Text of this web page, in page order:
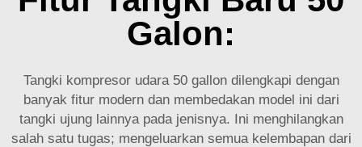
Galon:
Tangki kompresor udara 50 gallon dilengkapi dengan
banyak fitur modern dan membedakan model ini dari
tangki ujung lainnya pada jenisnya. Ini menghilangkan
salah satu tugas; mengeluarkan semua kelembapan dari